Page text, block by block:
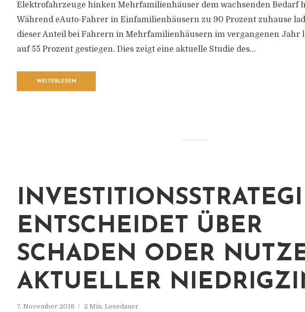
Elektrofahrzeuge hinken Mehrfamilienhäuser dem wachsenden Bedarf
Während eAuto-Fahrer in Einfamilienhäusern zu 90 Prozent zuhause
dieser Anteil bei Fahrern in Mehrfamilienhäusern im vergangenen Jahr
auf 55 Prozent gestiegen. Dies zeigt eine aktuelle Studie des...
WEITERLESEN
ENTSCHEIDET ÜBER
SCHADEN ODER
AKTUELLER
7. November 2018 2 Min. Lesedauer